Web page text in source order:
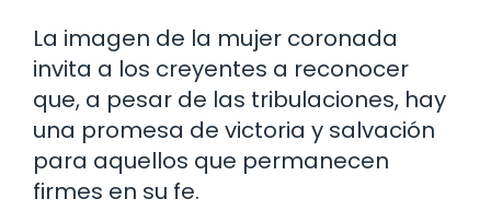
La imagen de la mujer coronada
invita a los creyentes a reconocer
que, a pesar de las tribulaciones, hay
una promesa de victoria y salvación
para aquellos que permanecen
firmes en su fe.